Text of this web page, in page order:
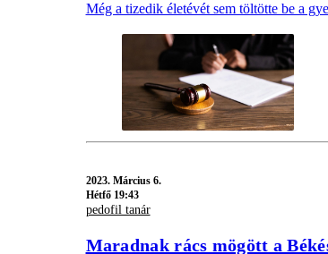
Még a tizedik életévét sem töltötte be a
2023. Március 6.
Hétfő 19:43
pedofil tanár
Maradnak rács mögött a